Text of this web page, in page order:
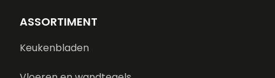
ASSORTIMENT
Keukenbladen